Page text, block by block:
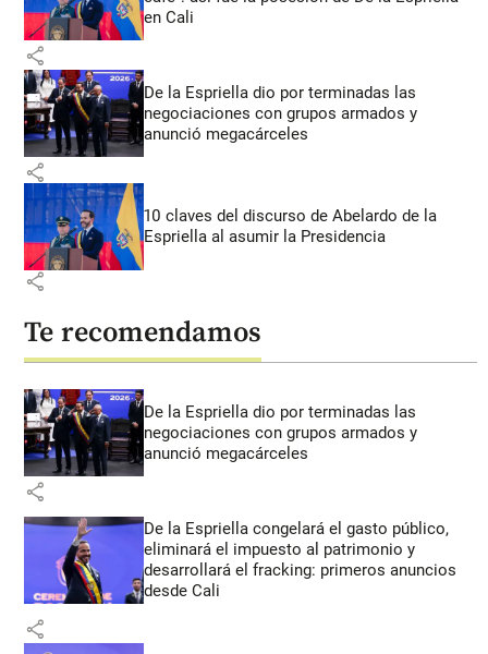
en Cali
share
De la Espriella dio por terminadas las
negociaciones con grupos armados y
anunció megacárceles
share
10 claves del discurso de Abelardo de la
Espriella al asumir la Presidencia
share
Te recomendamos
De la Espriella dio por terminadas las
negociaciones con grupos armados y
anunció megacárceles
share
De la Espriella congelará el gasto público,
eliminará el impuesto al patrimonio y
desarrollará el fracking: primeros anuncios
desde Cali
share